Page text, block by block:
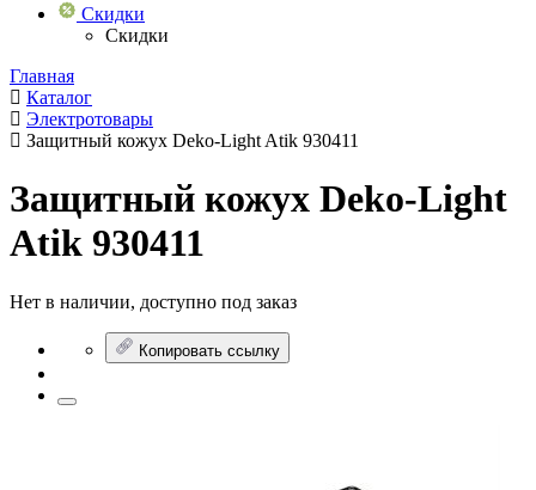
Скидки
Скидки
Главная
Каталог
Электротовары
Защитный кожух Deko-Light Atik 930411
Защитный кожух Deko-Light
Atik 930411
Нет в наличии, доступно под заказ
Копировать ссылку